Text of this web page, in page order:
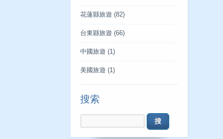
花蓮縣旅遊 (82)
台東縣旅遊 (66)
中國旅遊 (1)
美國旅遊 (1)
搜索